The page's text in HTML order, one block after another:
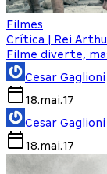
Filmes
Crítica | Rei
Filme diverte,
Cesar Gaglioni
18.mai.17
Cesar Gaglioni
18.mai.17